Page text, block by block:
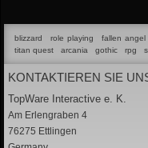
blizzard role playing fallen angel
titan quest
arcania gothic rpg
KONTAKTIEREN SIE
TopWare Interactive e. K.
Am Erlengraben 4
76275 Ettlingen